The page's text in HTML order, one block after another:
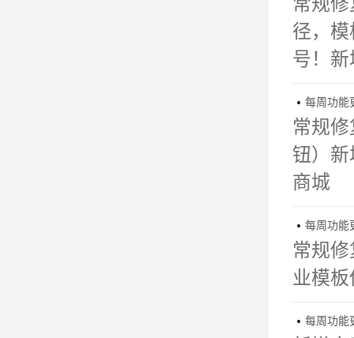
径，
号！
 每周功能
常规
钮）新
商城
 每周功能
常规
业模
 每周功能